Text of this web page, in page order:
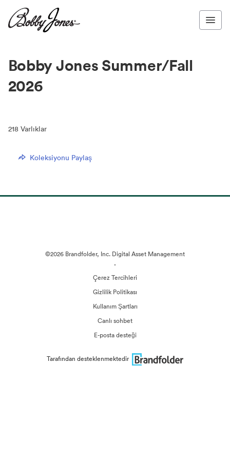
Bobby Jones Summer/Fall
2026
218 Varlıklar
Koleksiyonu Paylaş
©2026 Brandfolder, Inc. Digital Asset Management
·
Çerez Tercihleri
Gizlilik Politikası
Kullanım Şartları
Canlı sohbet
E-posta desteği
Tarafından desteklenmektedir